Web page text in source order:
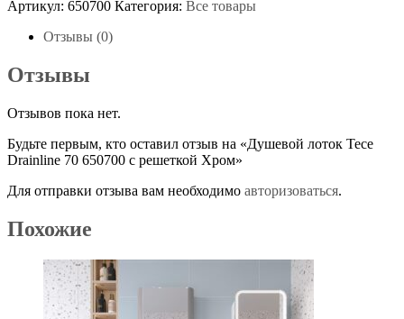
Артикул: 650700 Категория: Все товары
Отзывы (0)
Отзывы
Отзывов пока нет.
Будьте первым, кто оставил отзыв на «Душевой лоток Tece
Drainline 70 650700 с решеткой Хром»
Для отправки отзыва вам необходимо авторизоваться.
Похожие